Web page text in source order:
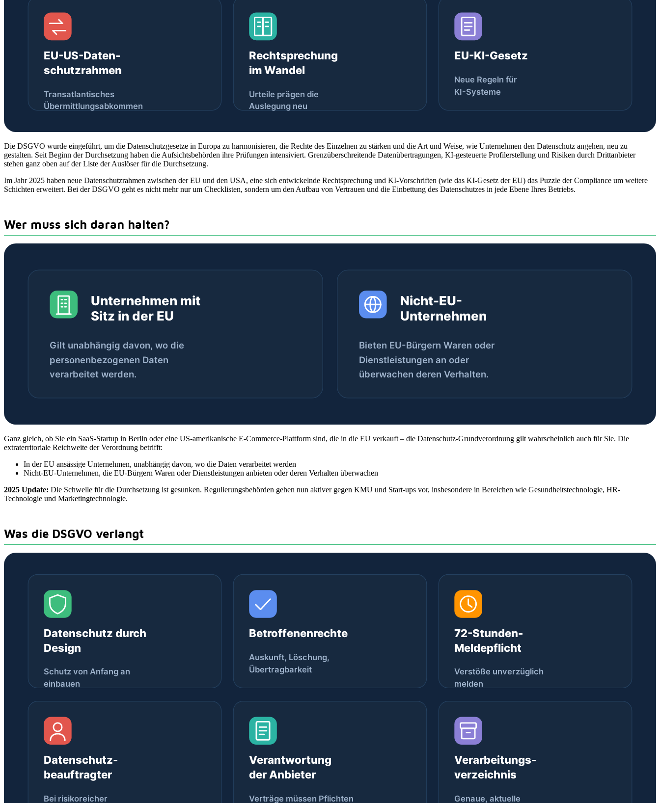
Die DSGVO wurde eingeführt, um die Datenschutzgesetze in Europa zu harmonisieren, die Rechte des Einzelnen zu stärken und die Art und Weise, wie Unternehmen den Datenschutz angehen, neu zu
gestalten. Seit Beginn der Durchsetzung haben die Aufsichtsbehörden ihre Prüfungen intensiviert. Grenzüberschreitende Datenübertragungen, KI-gesteuerte Profilerstellung und Risiken durch Drittanbieter
stehen ganz oben auf der Liste der Auslöser für die Durchsetzung.
Im Jahr 2025 haben neue Datenschutzrahmen zwischen der EU und den USA, eine sich entwickelnde Rechtsprechung und KI-Vorschriften (wie das KI-Gesetz der EU) das Puzzle der Compliance um weitere
Schichten erweitert. Bei der DSGVO geht es nicht mehr nur um Checklisten, sondern um den Aufbau von Vertrauen und die Einbettung des Datenschutzes in jede Ebene Ihres Betriebs.
Wer muss sich daran halten?
Ganz gleich, ob Sie ein SaaS-Startup in Berlin oder eine US-amerikanische E-Commerce-Plattform sind, die in die EU verkauft – die Datenschutz-Grundverordnung gilt wahrscheinlich auch für Sie. Die
extraterritoriale Reichweite der Verordnung betrifft:
In der EU ansässige Unternehmen, unabhängig davon, wo die Daten verarbeitet werden
Nicht-EU-Unternehmen, die EU-Bürgern Waren oder Dienstleistungen anbieten oder deren Verhalten überwachen
2025 Update: Die Schwelle für die Durchsetzung ist gesunken. Regulierungsbehörden gehen nun aktiver gegen KMU und Start-ups vor, insbesondere in Bereichen wie Gesundheitstechnologie, HR-
Technologie und Marketingtechnologie.
Was die DSGVO verlangt